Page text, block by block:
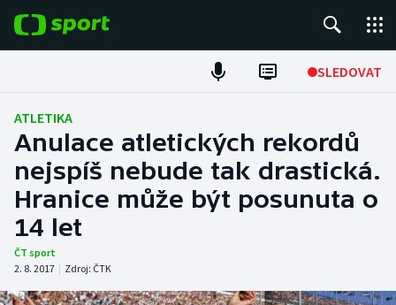
SLEDOVAT
Fotbal
Hokej
Tenis
Atletika
ATLETIKA
Anulace atletických rekordů
nejspíš nebude tak drastická.
Hranice může být posunuta o
14 let
ČT sport
2. 8. 2017 | Zdroj: ČTK